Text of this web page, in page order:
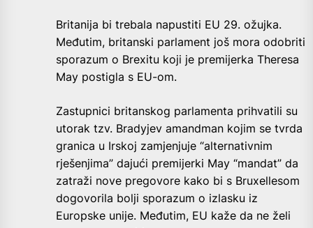
Britanija bi trebala napustiti EU 29. ožujka.
Međutim, britanski parlament još mora odobriti
sporazum o Brexitu koji je premijerka Theresa
May postigla s EU-om.
Zastupnici britanskog parlamenta prihvatili su
utorak tzv. Bradyjev amandman kojim se tvrda
granica u Irskoj zamjenjuje “alternativnim
rješenjima” dajući premijerki May “mandat” da
zatraži nove pregovore kako bi s Bruxellesom
dogovorila bolji sporazum o izlasku iz
Europske unije. Međutim, EU kaže da ne želi